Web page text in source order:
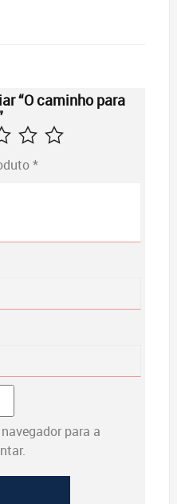
“O caminho para
*
para a